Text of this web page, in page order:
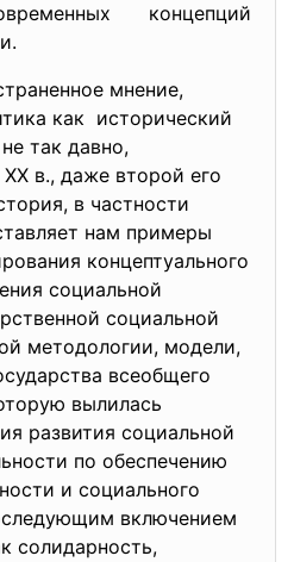
концепций
мнение,
как исторический
так давно,
в., даже второй его
в частности
нам примеры
концептуального
социальной
социальной
методологии, модели,
всеобщего
вылилась
развития социальной
по обеспечению
и социального
включением
солидарность,